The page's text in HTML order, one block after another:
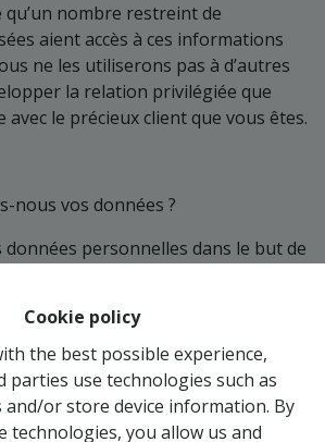
Cookie policy
the best possible experience,
parties use technologies such as
and/or store device information. By
technologies, you allow us and
qu’un nombre restreint de
aient accès à ces informations
ne les utiliserons pas à d’autres
la relation privilégiée que
avec le précieux client que vous êtes.
nous vos données ?
personnelles dans le but de
d’une newsletter une fois par mois.
d’un sms afin de confirmer nos
êtes inscrits sur notre